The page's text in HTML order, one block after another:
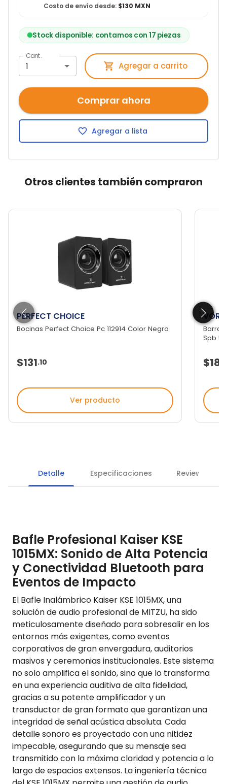
Costo de envío desde: $130 MXN
Stock disponible: contamos con 17 piezas
Cant.
1 Agregar a carrito
Comprar ahora
Agregar a lista
Otros clientes también compraron
PERFECT CHOICE
Bocinas Perfect Choice Pc 112914 Color Negro
$131.10
Ver producto
Barra
Spb
Detalle Especificaciones Reviews
Bafle Profesional Kaiser KSE
1015MX: Sonido de Alta Potencia
y Conectividad Bluetooth para
Eventos de Impacto
El Bafle Inalámbrico Kaiser KSE 1015MX, una
solución de audio profesional de MITZU, ha sido
meticulosamente diseñado para sobresalir en los
entornos más exigentes, como eventos
corporativos de gran envergadura, auditorios
masivos y ceremonias institucionales. Este sistema
no solo amplifica el sonido, sino que lo transforma
en una experiencia auditiva de alta fidelidad,
gracias a su potente amplificador y un
transductor de gran formato que garantizan una
integridad de señal acústica absoluta. Cada
detalle sonoro es proyectado con una nitidez
impecable, asegurando que su mensaje sea
transmitido con la máxima claridad y potencia a lo
largo de espacios extensos. La ingeniería técnica